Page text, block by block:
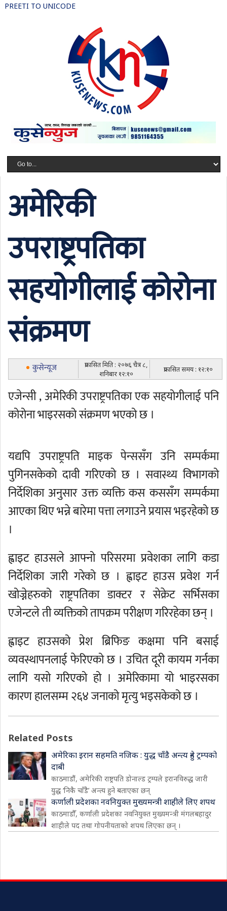
PREETI TO UNICODE
अमेरिकी
उपराष्ट्रपतिका
सहयोगीलाई कोरोना
संक्रमण
कुसेन्यूज
प्रकासित मिति : २०७६ चैत्र ८,
शनिबार १२:१०
प्रकासित समय : १२:१०
एजेन्सी , अमेरिकी उपराष्ट्रपतिका एक सहयोगीलाई पनि
कोरोना भाइरसको संक्रमण भएको छ ।
यद्यपि उपराष्ट्रपति माइक पेन्ससँग उनि सम्पर्कमा
पुगिनसकेको दावी गरिएको छ । सवास्थ्य विभागको
निर्देशिका अनुसार उक्त व्यक्ति कस कससँग सम्पर्कमा
आएका थिए भन्ने बारेमा पत्ता लगाउने प्रयास भइरहेको छ
।
ह्वाइट हाउसले आफ्नो परिसरमा प्रवेशका लागि कडा
निर्देशिका जारी गरेको छ । ह्वाइट हाउस प्रवेश गर्न
खोज्नेहरुको राष्ट्रपतिका डाक्टर र सेक्रेट सर्भिसका
एजेन्टले ती व्यक्तिको तापक्रम परीक्षण गरिरहेका छन् ।
ह्वाइट हाउसको प्रेश ब्रिफिङ कक्षमा पनि बसाई
व्यवस्थापनलाई फेरिएको छ । उचित दूरी कायम गर्नका
लागि यसो गरिएको हो । अमेरिकामा यो भाइरसका
कारण हालसम्म २६४ जनाको मृत्यु भइसकेको छ ।
Related Posts
अमेरिका इरान सहमति नजिक : युद्ध चाँडै अन्त्य हुने ट्रम्पको
दाबी
काठमाडौं, अमेरिकी राष्ट्रपति डोनाल्ड ट्रम्पले इरानविरुद्ध जारी
युद्ध ‘निकै चाँडै’ अन्त्य हुने बताएका छन्
कर्णाली प्रदेशका नवनियुक्त मुख्यमन्त्री शाहीले लिए शपथ
काठमाडौँ, कर्णाली प्रदेशका नवनियुक्त मुख्यमन्त्री मंगलबहादुर
शाहीले पद तथा गोपनीयताको शपथ लिएका छन् ।